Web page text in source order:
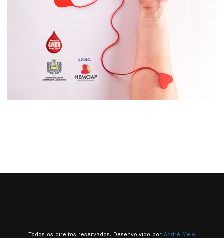
Todos os direitos reservados. Desenvolvido por André Melo